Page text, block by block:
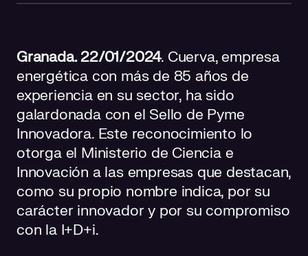
Granada. 22/01/2024. Cuerva, empresa
energética con más de 85 años de
experiencia en su sector, ha sido
galardonada con el Sello de Pyme
Innovadora. Este reconocimiento lo
otorga el Ministerio de Ciencia e
Innovación a las empresas que destacan,
como su propio nombre indica, por su
carácter innovador y por su compromiso
con la I+D+i.